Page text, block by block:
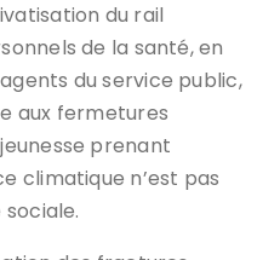
du rail
de la santé, en
du service public,
aux fermetures
prenant
climatique n’est pas